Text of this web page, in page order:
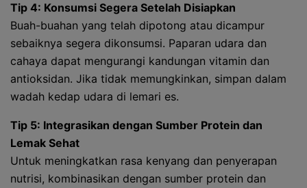
Tip 4: Konsumsi Segera Setelah Disiapkan
Buah-buahan yang telah dipotong atau dicampur
sebaiknya segera dikonsumsi. Paparan udara dan
cahaya dapat mengurangi kandungan vitamin dan
antioksidan. Jika tidak memungkinkan, simpan dalam
wadah kedap udara di lemari es.
Tip 5: Integrasikan dengan Sumber Protein dan
Lemak Sehat
Untuk meningkatkan rasa kenyang dan penyerapan
nutrisi, kombinasikan dengan sumber protein dan